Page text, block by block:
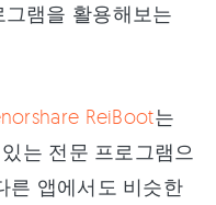
램을 활용해보는
ReiBoot는
는 전문 프로그램으
른 앱에서도 비슷한